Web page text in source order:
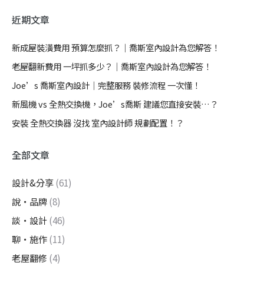
近期文章
新成屋裝潢費用 預算怎麼抓？｜喬斯室內設計為您解答！
老屋翻新費用 一坪抓多少？｜喬斯室內設計為您解答！
Joe’s 喬斯室內設計｜完整服務 裝修流程 一次懂！
新風機 vs 全熱交換機，Joe’s喬斯 建議您直接安裝…？
安裝 全熱交換器 沒找 室內設計師 規劃配置！？
全部文章
設計&分享(61)
說・品牌(8)
談・設計(46)
聊・施作(11)
老屋翻修 (4)